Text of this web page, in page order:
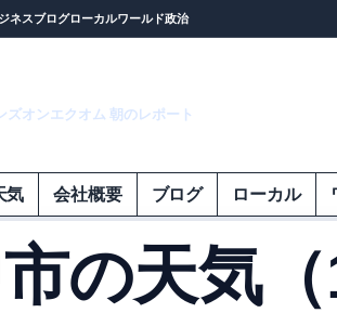
ネスブログローカルワールド政治
ズオンエクオム 朝のレポート
気 会社概要 ブログ ローカル
の天気（